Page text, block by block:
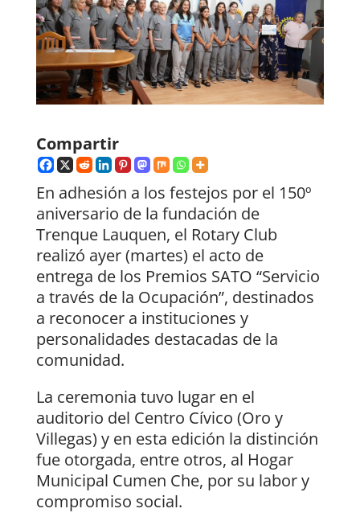
Compartir
En adhesión a los festejos por el 150º
aniversario de la fundación de
Trenque Lauquen, el Rotary Club
realizó ayer (martes) el acto de
entrega de los Premios SATO “Servicio
a través de la Ocupación”, destinados
a reconocer a instituciones y
personalidades destacadas de la
comunidad.
La ceremonia tuvo lugar en el
auditorio del Centro Cívico (Oro y
Villegas) y en esta edición la distinción
fue otorgada, entre otros, al Hogar
Municipal Cumen Che, por su labor y
compromiso social.